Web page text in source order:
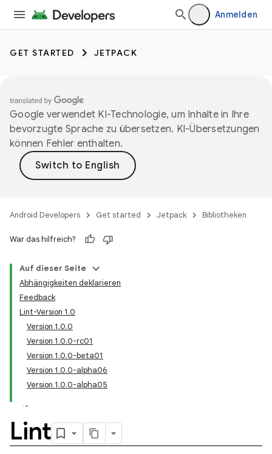
Anmelden
GET STARTED JETPACK
Google verwendet KI-Technologie, um Inhalte in Ihre
bevorzugte Sprache zu übersetzen. KI-Übersetzungen
können Fehler enthalten.
Android Developers Get started Jetpack Bibliotheken
War das hilfreich?
Auf dieser Seite
Abhängigkeiten deklarieren
Feedback
Lint-Version 1.0
Version 1.0.0
Version 1.0.0-rc01
Version 1.0.0-beta01
Version 1.0.0-alpha06
Version 1.0.0-alpha05
Lint